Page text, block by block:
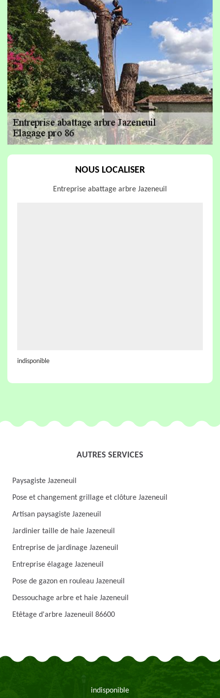
NOUS LOCALISER
Entreprise abattage arbre Jazeneuil
indisponible
AUTRES SERVICES
Paysagiste Jazeneuil
Pose et changement grillage et clôture Jazeneuil
Artisan paysagiste Jazeneuil
Jardinier taille de haie Jazeneuil
Entreprise de jardinage Jazeneuil
Entreprise élagage Jazeneuil
Pose de gazon en rouleau Jazeneuil
Dessouchage arbre et haie Jazeneuil
Etêtage d'arbre Jazeneuil 86600
indisponible